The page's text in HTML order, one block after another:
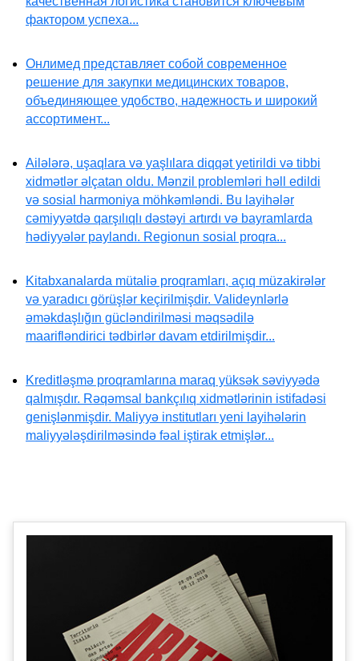
фактором успеха...
Онлимед представляет собой современное
решение для закупки медицинских товаров,
объединяющее удобство, надежность и широкий
ассортимент...
Ailələrə, uşaqlara və yaşlılara diqqət yetirildi və tibbi
xidmətlər əlçatan oldu. Mənzil problemləri həll edildi
və sosial harmoniya möhkəmləndi. Bu layihələr
cəmiyyətdə qarşılıqlı dəstəyi artırdı və bayramlarda
hədiyyələr paylandı. Regionun sosial proqra...
Kitabxanalarda mütaliə proqramları, açıq müzakirələr
və yaradıcı görüşlər keçirilmişdir. Valideynlərlə
əməkdaşlığın gücləndirilməsi məqsədilə
maarifləndirici tədbirlər davam etdirilmişdir...
Kreditləşmə proqramlarına maraq yüksək səviyyədə
qalmışdır. Rəqəmsal bankçılıq xidmətlərinin istifadəsi
genişlənmişdir. Maliyyə institutları yeni layihələrin
maliyyələşdirilməsində fəal iştirak etmişlər...